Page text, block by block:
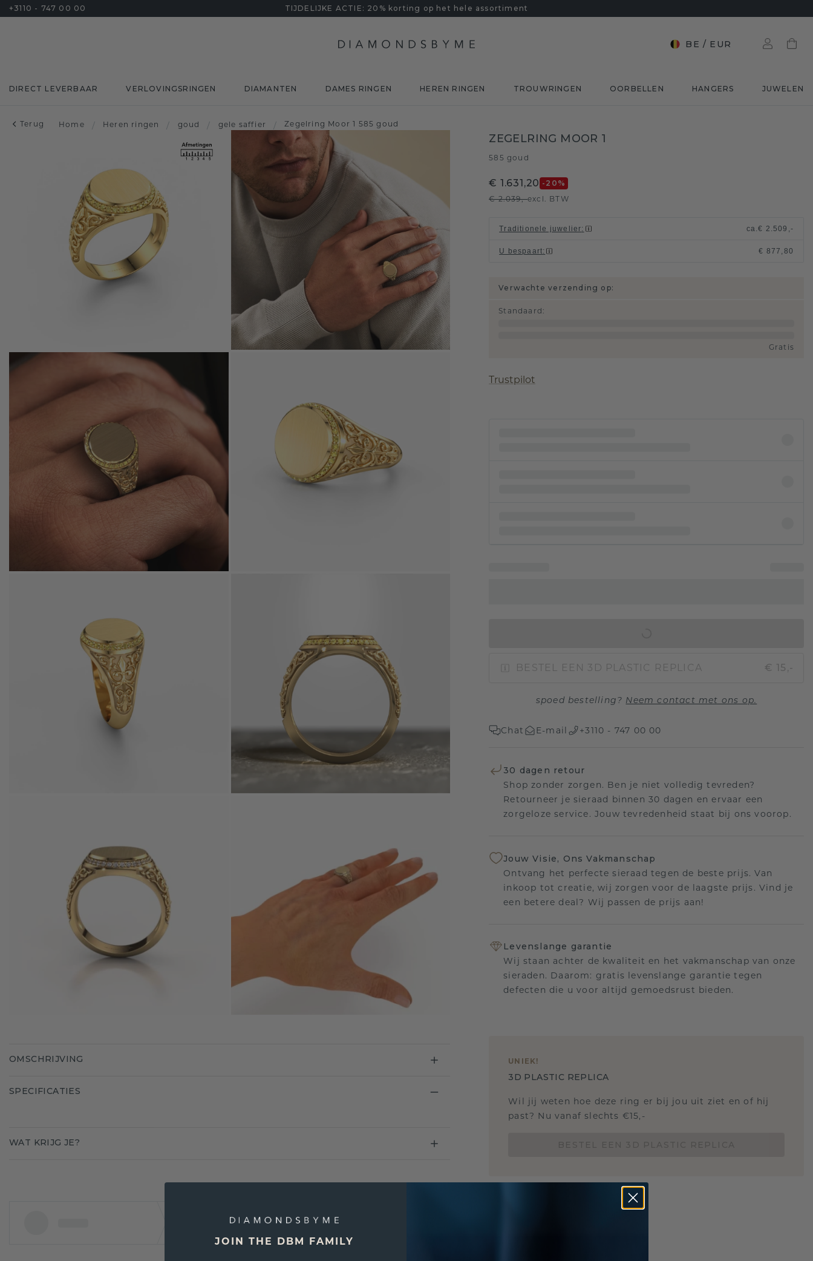
+3110 - 747 00 00 TIJDELIJKE ACTIE: 20% korting op het hele assortiment
BE / EUR
DIRECT LEVERBAAR VERLOVINGSRINGEN DIAMANTEN DAMES RINGEN HEREN RINGEN TROUWRINGEN OORBELLEN HANGERS JUWELEN
Terug Home / Heren ringen / goud / gele saffier / Zegelring Moor 1 585 goud
ZEGELRING MOOR 1
585 goud
€ 1.631,20 -20 %
€ 2.039,-excl. BTW
Traditionele juwelier: ca.€ 2.509,-
U bespaart: € 877,80
Verwachte verzending op:
Standaard :
Gratis
Trustpilot
BESTEL EEN 3D PLASTIC REPLICA € 15,-
spoed bestelling? Neem contact met ons op.
Chat E-mail +3110 - 747 00 00
30 dagen retour
Shop zonder zorgen. Ben je niet volledig tevreden?
Retourneer je sieraad binnen 30 dagen en ervaar een
zorgeloze service. Jouw tevredenheid staat bij ons voorop.
Jouw Visie, Ons Vakmanschap
Ontvang het perfecte sieraad tegen de beste prijs. Van
inkoop tot creatie, wij zorgen voor de laagste prijs. Vind je
een betere deal? Wij passen de prijs aan!
Levenslange garantie
Wij staan achter de kwaliteit en het vakmanschap van onze
sieraden. Daarom: gratis levenslange garantie tegen
defecten die u voor altijd gemoedsrust bieden.
UNIEK!
3D PLASTIC REPLICA
Wil jij weten hoe deze ring er bij jou uit ziet en of hij
past? Nu vanaf slechts €15,-
OMSCHRIJVING
SPECIFICATIES
WAT KRIJG JE?
JOIN THE DBM FAMILY